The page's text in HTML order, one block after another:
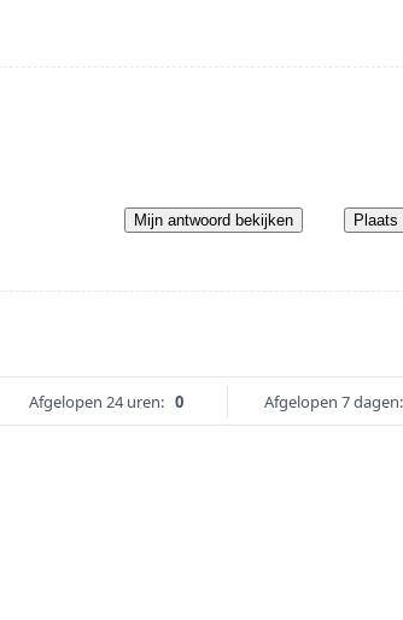
Mijn antwoord bekijken Plaats
Afgelopen 24 uren: 0 Afgelopen 7 dagen: